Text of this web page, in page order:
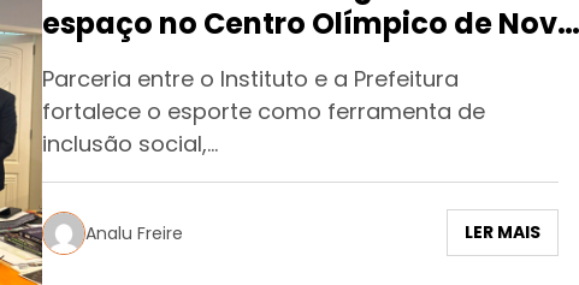
espaço no Centro Olímpico de Nova
Iguaçu
Parceria entre o Instituto e a Prefeitura
fortalece o esporte como ferramenta de
inclusão social,…
Analu Freire LER MAIS